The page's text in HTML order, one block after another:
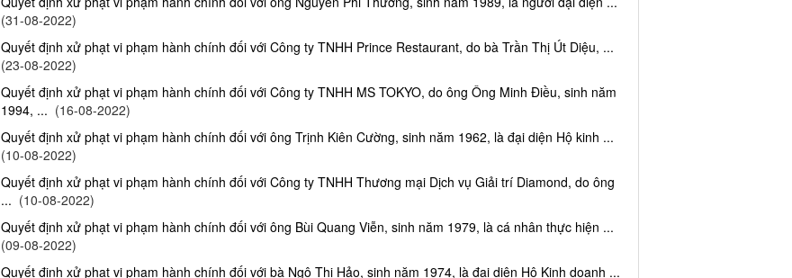
(31-08-2022)
Quyết định xử phạt vi phạm hành chính đối với Công ty TNHH Prince Restaurant, do bà Trần Thị Út Diệu, ...
(23-08-2022)
Quyết định xử phạt vi phạm hành chính đối với Công ty TNHH MS TOKYO, do ông Ông Minh Điều, sinh năm
1994, ... (16-08-2022)
Quyết định xử phạt vi phạm hành chính đối với ông Trịnh Kiên Cường, sinh năm 1962, là đại diện Hộ kinh ...
(10-08-2022)
Quyết định xử phạt vi phạm hành chính đối với Công ty TNHH Thương mại Dịch vụ Giải trí Diamond, do ông
... (10-08-2022)
Quyết định xử phạt vi phạm hành chính đối với ông Bùi Quang Viễn, sinh năm 1979, là cá nhân thực hiện ...
(09-08-2022)
Quyết định xử phạt vi phạm hành chính đối với bà Ngô Thị Hảo, sinh năm 1974, là đại diện Hộ Kinh doanh ...